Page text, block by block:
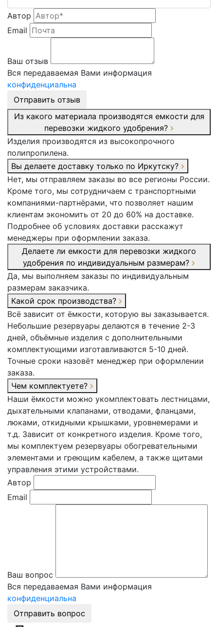
Автор
Email
Ваш отзыв
Вся передаваемая Вами информация
конфиденциальна
Отправить отзыв
Из какого материала производятся емкости для
перевозки жидкого удобрения?
Изделия производятся из высокопрочного
полипропилена.
Вы делаете доставку только по Иркутску?
Нет, мы отправляем заказы во все регионы России.
Кроме того, мы сотрудничаем с транспортными
компаниями-партнёрами, что позволяет нашим
клиентам экономить от 20 до 60% на доставке.
Подробнее об условиях доставки расскажут
менеджеры при оформлении заказа.
Делаете ли емкости для перевозки жидкого
удобрения по индивидуальным размерам?
Да, мы выполняем заказы по индивидуальным
размерам заказчика.
Какой срок производства?
Всё зависит от ёмкости, которую вы заказывается.
Небольшие резервуары делаются в течение 2-3
дней, объёмные изделия с дополнительными
комплектующими изготавливаются 5-10 дней.
Точные сроки назовёт менеджер при оформлении
заказа.
Чем комплектуете?
Наши ёмкости можно укомплектовать лестницами,
дыхательными клапанами, отводами, фланцами,
люками, откидными крышками, уровнемерами и
т.д. Зависит от конкретного изделия. Кроме того,
мы комплектуем резервуары обогревательными
элементами и греющим кабелем, а также щитами
управления этими устройствами.
Автор
Email
Ваш вопрос
Вся передаваемая Вами информация
конфиденциальна
Отправить вопрос